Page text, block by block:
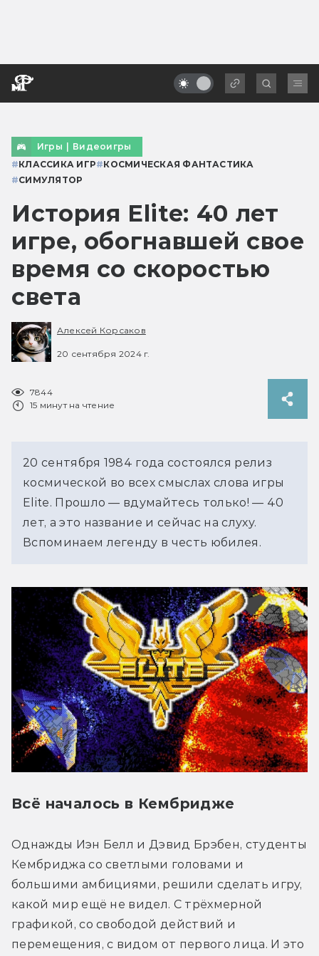
Игры | Видеоигры
#КЛАССИКА ИГР#КОСМИЧЕСКАЯ ФАНТАСТИКА
#СИМУЛЯТОР
История Elite: 40 лет
игре, обогнавшей свое
время со скоростью
света
Алексей Корсаков
20 сентября 2024 г.
7844
15 минут на чтение
20 сентября 1984 года состоялся релиз
космической во всех смыслах слова игры
Elite. Прошло — вдумайтесь только! — 40
лет, а это название и сейчас на слуху.
Вспоминаем легенду в честь юбилея.
Всё началось в Кембридже
Однажды Иэн Белл и Дэвид Брэбен, студенты
Кембриджа со светлыми головами и
большими амбициями, решили сделать игру,
какой мир ещё не видел. С трёхмерной
графикой, со свободой действий и
перемещения, с видом от первого лица. И это